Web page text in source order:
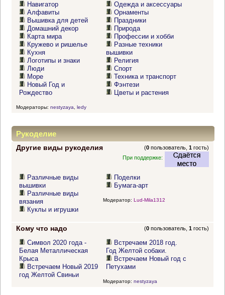
Навигатор
Алфавиты
Вышивка для детей
Домашний декор
Карта мира
Кружево и ришелье
Кухня
Логотипы и знаки
Люди
Море
Новый Год и
Рождество
Одежда и аксессуары
Орнаменты
Праздники
Природа
Профессии и хобби
Разные техники
вышивки
Религия
Спорт
Техника и транспорт
Фэнтези
Цветы и растения
Модераторы: nestyzaya ledy
Рукоделие
Другие виды рукоделия (0 пользователь,1 гость)
При поддержке:
Различные виды
вышивки
Различные виды
вязания
Куклы и игрушки
Поделки
Бумага-арт
Модератор: Lud-Mila1312
Кому что надо (0 пользователь,1 гость)
Символ 2020 года -
Белая Металлическая
Крыса
Встречаем Новый 2019
год Желтой Свиньи
Встречаем 2018 год.
Год Желтой собаки.
Встречаем Новый год с
Петухами
Модератор: nestyzaya